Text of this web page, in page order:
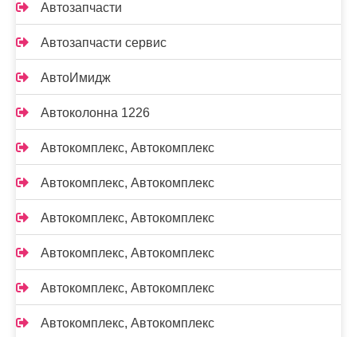
Автозапчасти
Автозапчасти сервис
АвтоИмидж
Автоколонна 1226
Автокомплекс, Автокомплекс
Автокомплекс, Автокомплекс
Автокомплекс, Автокомплекс
Автокомплекс, Автокомплекс
Автокомплекс, Автокомплекс
Автокомплекс, Автокомплекс